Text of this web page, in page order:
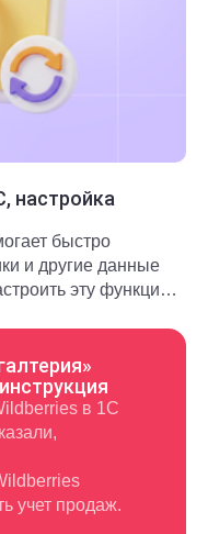
настройка
быстро
и другие данные
эту функцию
в 1С
учет продаж.